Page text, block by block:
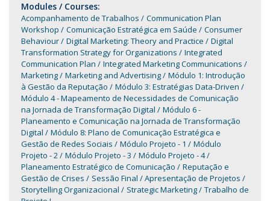
Modules / Courses:
Acompanhamento de Trabalhos
Communication Plan
Workshop
Comunicação Estratégica em Saúde
Consumer
Behaviour
Digital Marketing: Theory and Practice
Digital
Transformation Strategy for Organizations
Integrated
Communication Plan
Integrated Marketing Communications
Marketing
Marketing and Advertising
Módulo 1: Introdução
à Gestão da Reputação
Módulo 3: Estratégias Data-Driven
Módulo 4 - Mapeamento de Necessidades de Comunicação
na Jornada de Transformação Digital
Módulo 6 -
Planeamento e Comunicação na Jornada de Transformação
Digital
Módulo 8: Plano de Comunicação Estratégica e
Gestão de Redes Sociais
Módulo Projeto - 1
Módulo
Projeto - 2
Módulo Projeto - 3
Módulo Projeto - 4
Planeamento Estratégico de Comunicação
Reputação e
Gestão de Crises
Sessão Final / Apresentação de Projetos
Storytelling Organizacional
Strategic Marketing
Trabalho de